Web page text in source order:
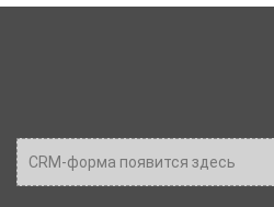
CRM-форма появится здесь